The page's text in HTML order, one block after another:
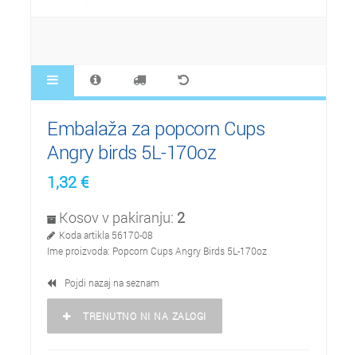
Embalaža za popcorn Cups
Angry birds 5L-170oz
1,32€
Kosov v pakiranju: 2
Koda artikla 56170-08
Ime proizvoda: Popcorn Cups Angry Birds 5L-170oz
Pojdi nazaj na seznam
TRENUTNO NI NA ZALOGI